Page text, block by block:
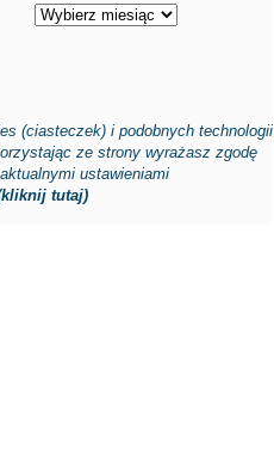
Archiwa
(ciasteczek) i podobnych technologii
ze strony wyrażasz zgodę
ustawieniami
tutaj)